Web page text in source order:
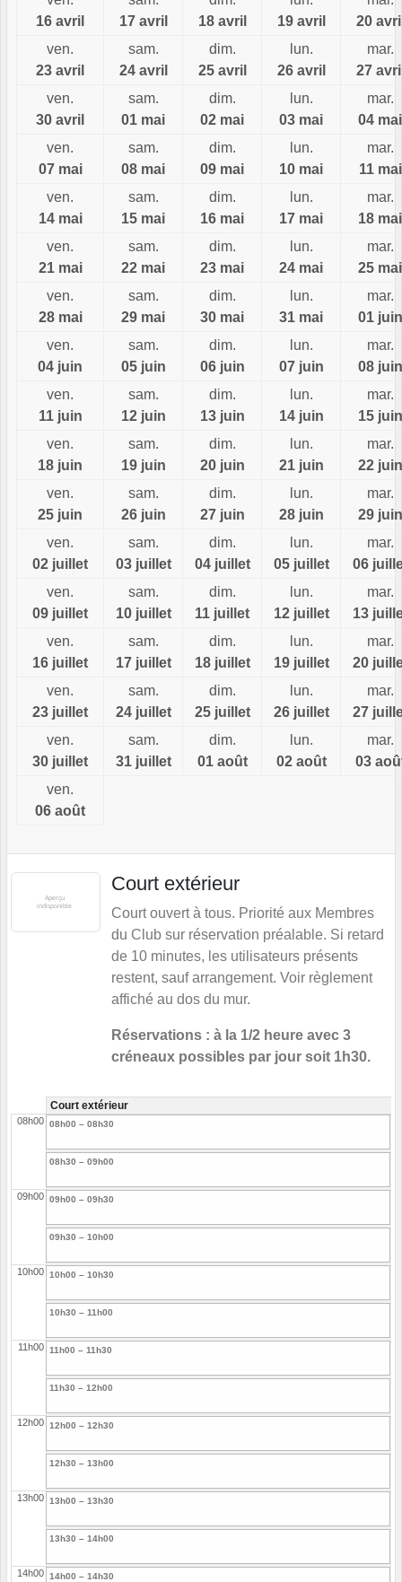
16 avril
17 avril
18 avril
19 avril
20
ven.
23 avril
sam.
24 avril
dim.
25 avril
lun.
26 avril
mar.
27
ven.
30 avril
sam.
01 mai
dim.
02 mai
lun.
03 mai
mar.
04 mai
ven.
07 mai
sam.
08 mai
dim.
09 mai
lun.
10 mai
mar.
11 mai
ven.
14 mai
sam.
15 mai
dim.
16 mai
lun.
17 mai
mar.
18 mai
ven.
21 mai
sam.
22 mai
dim.
23 mai
lun.
24 mai
mar.
25 mai
ven.
28 mai
sam.
29 mai
dim.
30 mai
lun.
31 mai
mar.
01 juin
ven.
04 juin
sam.
05 juin
dim.
06 juin
lun.
07 juin
mar.
08 juin
ven.
11 juin
sam.
12 juin
dim.
13 juin
lun.
14 juin
mar.
15 juin
ven.
18 juin
sam.
19 juin
dim.
20 juin
lun.
21 juin
mar.
22 juin
ven.
25 juin
sam.
26 juin
dim.
27 juin
lun.
28 juin
mar.
29 juin
ven.
02 juillet
sam.
03 juillet
dim.
04 juillet
lun.
05 juillet
mar.
06
ven.
09 juillet
sam.
10 juillet
dim.
11 juillet
lun.
12 juillet
mar.
13
ven.
16 juillet
sam.
17 juillet
dim.
18 juillet
lun.
19 juillet
mar.
20
ven.
23 juillet
sam.
24 juillet
dim.
25 juillet
lun.
26 juillet
mar.
27
ven.
30 juillet
sam.
31 juillet
dim.
01 août
lun.
02 août
mar.
03
ven.
06 août
Court extérieur
Court ouvert à tous. Priorité aux Membres
du Club sur réservation préalable. Si retard
de 10 minutes, les utilisateurs présents
restent, sauf arrangement. Voir règlement
affiché au dos du mur.
Réservations : à la 1/2 heure avec 3
créneaux possibles par jour soit 1h30.
Court extérieur
08h00
09h00
10h00
11h00
12h00
13h00
14h00
10h00 – 10h30
10h30 – 11h00
11h00 – 11h30
11h30 – 12h00
12h00 – 12h30
12h30 – 13h00
13h00 – 13h30
13h30 – 14h00
14h00 – 14h30
08h00 – 08h30
08h30 – 09h00
09h00 – 09h30
09h30 – 10h00